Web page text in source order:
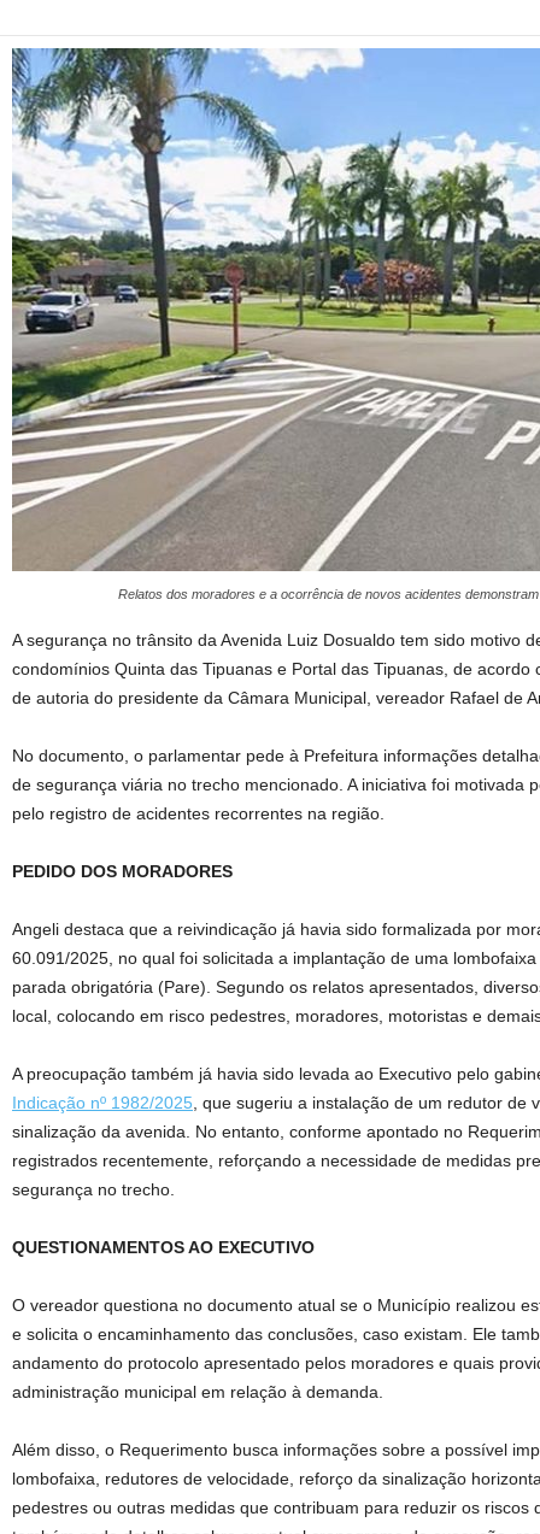
Relatos dos moradores e a ocorrência de novos acidentes
A segurança no trânsito da Avenida Luiz Dosualdo tem sido motivo
condomínios Quinta das Tipuanas e Portal das Tipuanas, de acordo
de autoria do presidente da Câmara Municipal, vereador Rafael de
No documento, o parlamentar pede à Prefeitura informações
de segurança viária no trecho mencionado. A iniciativa foi motivada
pelo registro de acidentes recorrentes na região.
PEDIDO DOS MORADORES
Angeli destaca que a reivindicação já havia sido formalizada por
60.091/2025, no qual foi solicitada a implantação de uma
parada obrigatória (Pare). Segundo os relatos apresentados,
local, colocando em risco pedestres, moradores, motoristas e
A preocupação também já havia sido levada ao Executivo pelo
Indicação nº 1982/2025 , que sugeriu a instalação de um redutor de
sinalização da avenida. No entanto, conforme apontado no
registrados recentemente, reforçando a necessidade de medidas
segurança no trecho.
QUESTIONAMENTOS AO EXECUTIVO
O vereador questiona no documento atual se o Município realizou
e solicita o encaminhamento das conclusões, caso existam. Ele
andamento do protocolo apresentado pelos moradores e quais
administração municipal em relação à demanda.
Além disso, o Requerimento busca informações sobre a possível
lombofaixa, redutores de velocidade, reforço da sinalização
pedestres ou outras medidas que contribuam para reduzir os riscos